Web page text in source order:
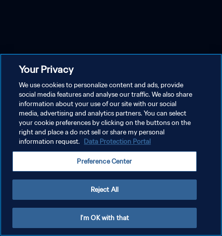
Your Privacy
We use cookies to personalize content and ads, provide
social media features and analyse our traffic. We also share
information about your use of our site with our social
media, advertising and analytics partners. You can select
your cookie preferences by clicking on the buttons on the
right and place a do not sell or share my personal
information request. Data Protection Portal
Preference Center
Reject All
I'm OK with that